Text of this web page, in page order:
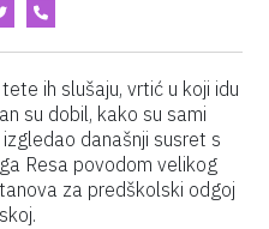
ih slušaju, vrtić u koji idu
su dobil, kako su sami
današnji susret s
Resa povodom velikog
za predškolski odgoj